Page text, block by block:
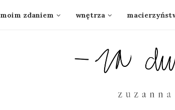
moim zdaniem wnętrza